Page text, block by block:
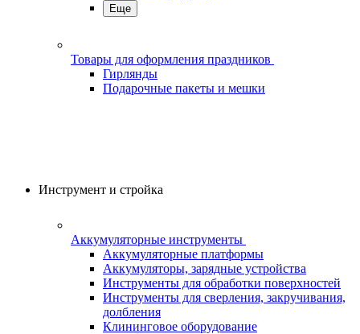
Еще
Товары для оформления праздников
Гирлянды
Подарочные пакеты и мешки
Инструмент и стройка
Аккумуляторные инструменты
Аккумуляторные платформы
Аккумуляторы, зарядные устройства
Инструменты для обработки поверхностей
Инструменты для сверления, закручивания,
долбления
Клининговое оборудование